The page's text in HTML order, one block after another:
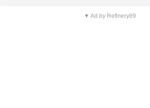
▼ Ad by Refinery89